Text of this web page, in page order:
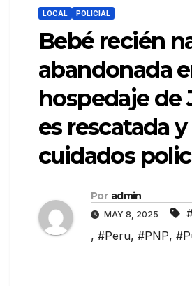
LOCAL POLICIAL
Bebé recién
abandonada
hospedaje de
es rescatada
cuidados
Por admin
MAY 8, 2025
, #Peru, #PNP,